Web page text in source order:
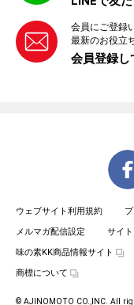
会員にご登録
最新のお役立
会員登録し
ウェブサイト利用規約
メルマガ配信設定
サイ
味の素KK商品情報サイト
商標について
© AJINOMOTO CO.,INC. All